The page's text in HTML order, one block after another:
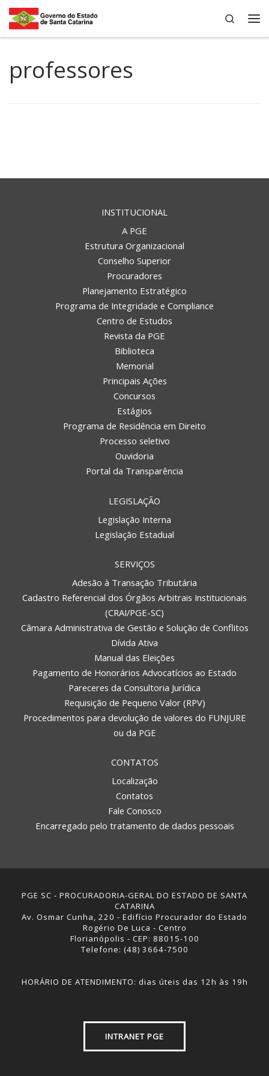
Skip to content
Search
professores
INSTITUCIONAL
A PGE
Estrutura Organizacional
Conselho Superior
Procuradores
Planejamento Estratégico
Programa de Integridade e Compliance
Centro de Estudos
Revista da PGE
Biblioteca
Memorial
Principais Ações
Concursos
Estágios
Programa de Residência em Direito
Processo seletivo
Ouvidoria
Portal da Transparência
LEGISLAÇÃO
Legislação Interna
Legislação Estadual
SERVIÇOS
Adesão à Transação Tributária
Cadastro Referencial dos Órgãos Arbitrais Institucionais
(CRAI/PGE-SC)
Câmara Administrativa de Gestão e Solução de Conflitos
Dívida Ativa
Manual das Eleições
Pagamento de Honorários Advocatícios ao Estado
Pareceres da Consultoria Jurídica
Requisição de Pequeno Valor (RPV)
Procedimentos para devolução de valores do FUNJURE
ou da PGE
CONTATOS
Localização
Contatos
Fale Conosco
Encarregado pelo tratamento de dados pessoais
PGE SC - PROCURADORIA-GERAL DO ESTADO DE SANTA
CATARINA
Av. Osmar Cunha, 220 - Edifício Procurador do Estado
Rogério De Luca - Centro
Florianópolis - CEP: 88015-100
Telefone: (48) 3664-7500
HORÁRIO DE ATENDIMENTO: dias úteis das 12h às 19h
INTRANET PGE